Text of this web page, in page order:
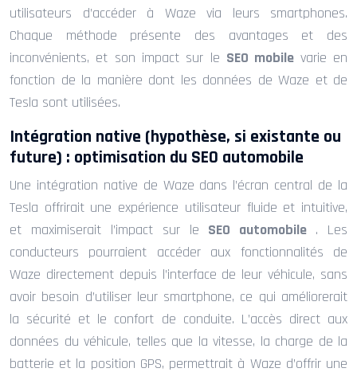
utilisateurs d’accéder à Waze via leurs smartphones.
Chaque méthode présente des avantages et des
inconvénients, et son impact sur le SEO mobile varie en
fonction de la manière dont les données de Waze et de
Tesla sont utilisées.
Intégration native (hypothèse, si existante ou
future) : optimisation du SEO automobile
Une intégration native de Waze dans l’écran central de la
Tesla offrirait une expérience utilisateur fluide et intuitive,
et maximiserait l’impact sur le SEO automobile . Les
conducteurs pourraient accéder aux fonctionnalités de
Waze directement depuis l’interface de leur véhicule, sans
avoir besoin d’utiliser leur smartphone, ce qui améliorerait
la sécurité et le confort de conduite. L’accès direct aux
données du véhicule, telles que la vitesse, la charge de la
batterie et la position GPS, permettrait à Waze d’offrir une